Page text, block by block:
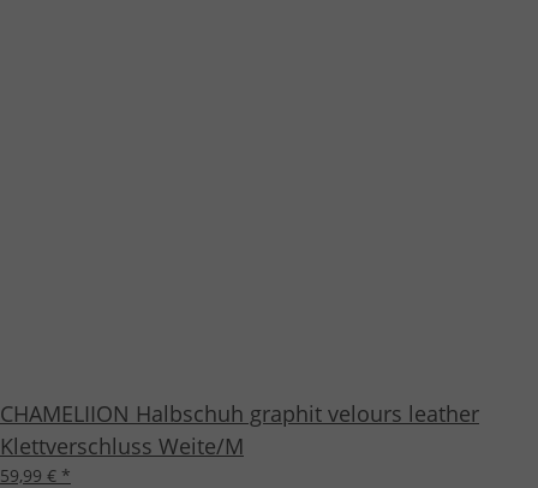
CHAMELIION Halbschuh graphit velours leather
Klettverschluss Weite/M
59,99 € *